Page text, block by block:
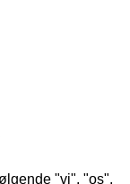
"vi", "os",